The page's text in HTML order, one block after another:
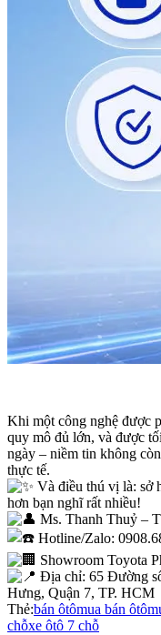
Khi một công nghệ được
quy mô đủ lớn, và được
ngày – niềm tin không
thực tế.
Và điều thú vị là: sở
hơn bạn nghĩ rất nhiều!
Ms. Thanh Thuỷ –
Hotline/Zalo:
Showroom Toyota
Địa chỉ: 65 Đường
Hưng, Quận 7, TP. HCM
Thẻ:bán ôtômua bán ôtô
chỗxe ôtô 7 chỗ